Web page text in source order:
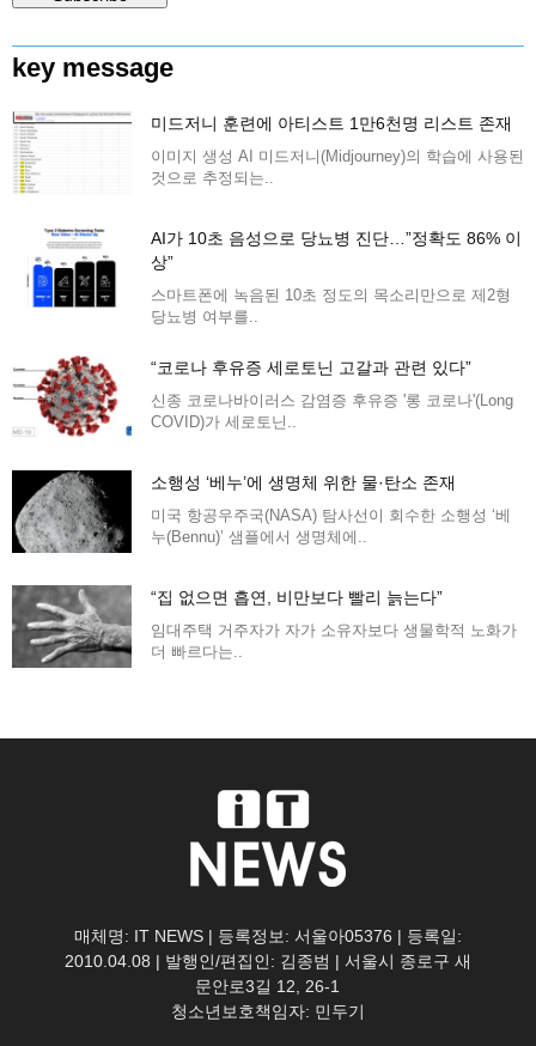
key message
미드저니 훈련에 아티스트 1만6천명 리스트 존재
이미지 생성 AI 미드저니(Midjourney)의 학습에 사용된
것으로 추정되는..
AI가 10초 음성으로 당뇨병 진단…”정확도 86% 이
상”
스마트폰에 녹음된 10초 정도의 목소리만으로 제2형
당뇨병 여부를..
“코로나 후유증 세로토닌 고갈과 관련 있다”
신종 코로나바이러스 감염증 후유증 '롱 코로나'(Long
COVID)가 세로토닌..
소행성 ‘베누’에 생명체 위한 물·탄소 존재
미국 항공우주국(NASA) 탐사선이 회수한 소행성 ‘베
누(Bennu)’ 샘플에서 생명체에..
“집 없으면 흡연, 비만보다 빨리 늙는다”
임대주택 거주자가 자가 소유자보다 생물학적 노화가
더 빠르다는..
매체명: IT NEWS | 등록정보: 서울아05376 | 등록일:
2010.04.08 | 발행인/편집인: 김종범 | 서울시 종로구 새
문안로3길 12, 26-1
청소년보호책임자: 민두기